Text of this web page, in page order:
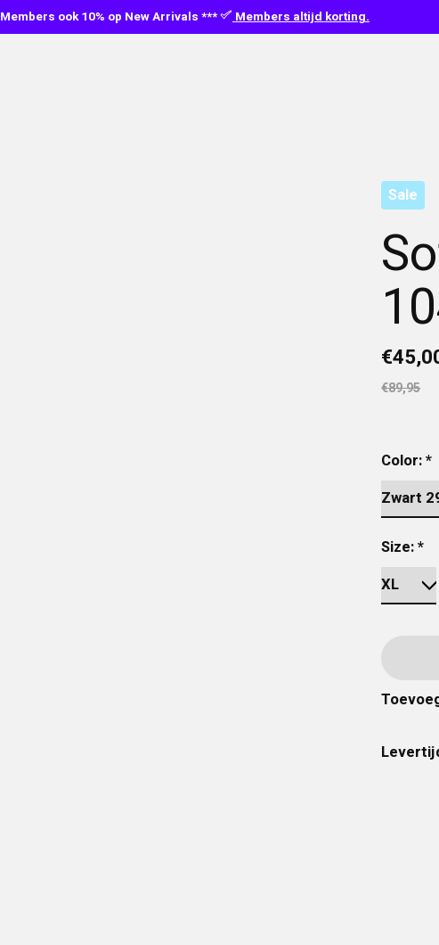
Members ook 10% op New Arrivals *** Members altijd korting.
Sale
€89,95
Color:*
Size:*